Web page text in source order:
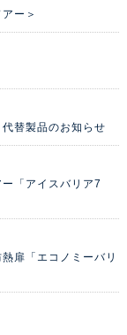
ー＞
替製品のお知らせ
「アイスバリア7
扉「エコノミーバリ